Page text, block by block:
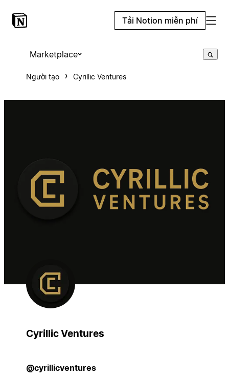
Tải Notion miễn phí
Marketplace
Người tạo Cyrillic Ventures
Cyrillic Ventures
@cyrillicventures